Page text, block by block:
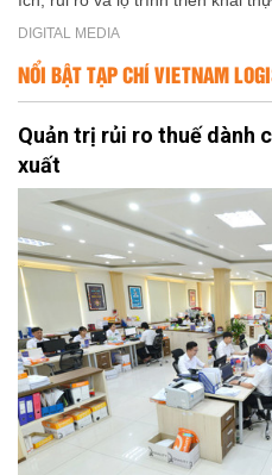
DIGITAL MEDIA
NỔI BẬT TẠP CHÍ VIETNAM
Quản trị rủi ro thuế dành
xuất